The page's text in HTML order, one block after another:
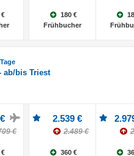
€
180 €
Frühbucher
ab/bis Triest
€
€
2.539 €
2.489 €
360 €